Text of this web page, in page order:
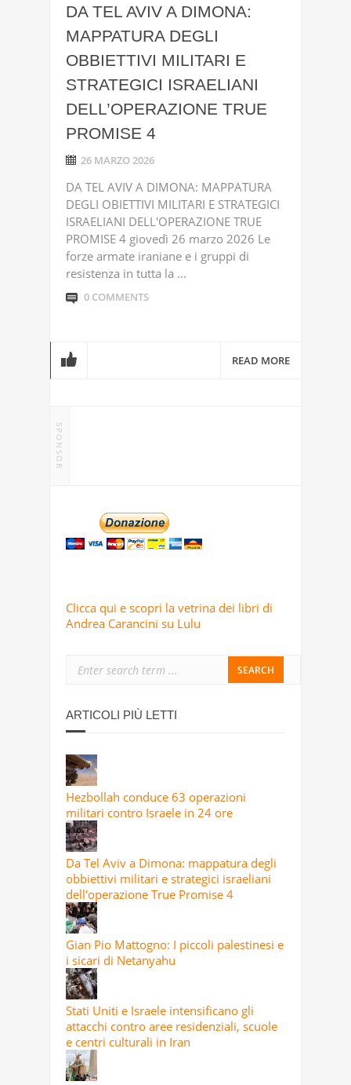
DA TEL AVIV A DIMONA:
MAPPATURA DEGLI
OBBIETTIVI MILITARI E
STRATEGICI ISRAELIANI
DELL’OPERAZIONE TRUE
PROMISE 4
26 MARZO 2026
DA TEL AVIV A DIMONA: MAPPATURA
DEGLI OBIETTIVI MILITARI E STRATEGICI
ISRAELIANI DELL'OPERAZIONE TRUE
PROMISE 4 giovedì 26 marzo 2026 Le
forze armate iraniane e i gruppi di
resistenza in tutta la ...
0 COMMENTS
READ MORE
SPONSOR
Clicca qui e scopri la vetrina dei libri di
Andrea Carancini su Lulu
ARTICOLI PIÙ LETTI
Hezbollah conduce 63 operazioni
militari contro Israele in 24 ore
Da Tel Aviv a Dimona: mappatura degli
obbiettivi militari e strategici israeliani
dell'operazione True Promise 4
Gian Pio Mattogno: I piccoli palestinesi e
i sicari di Netanyahu
Stati Uniti e Israele intensificano gli
attacchi contro aree residenziali, scuole
e centri culturali in Iran